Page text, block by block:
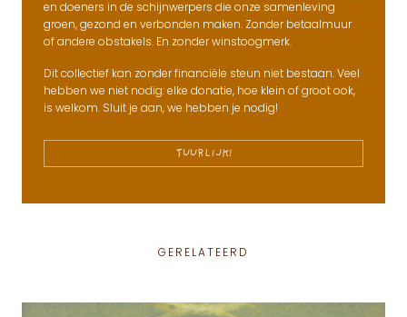
en doeners in de schijnwerpers die onze samenleving
groen, gezond en verbonden maken. Zonder betaalmuur
of andere obstakels. En zonder winstoogmerk.
Dit collectief kan zonder financiële steun niet bestaan. Veel
hebben we niet nodig: elke donatie, hoe klein of groot ook,
is welkom. Sluit je aan, we hebben je nodig!
TUURLIJK!
GERELATEERD